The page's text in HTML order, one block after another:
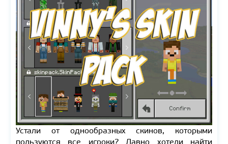
Устали от однообразных скинов, которыми
пользуются все игроки? Давно хотели найти